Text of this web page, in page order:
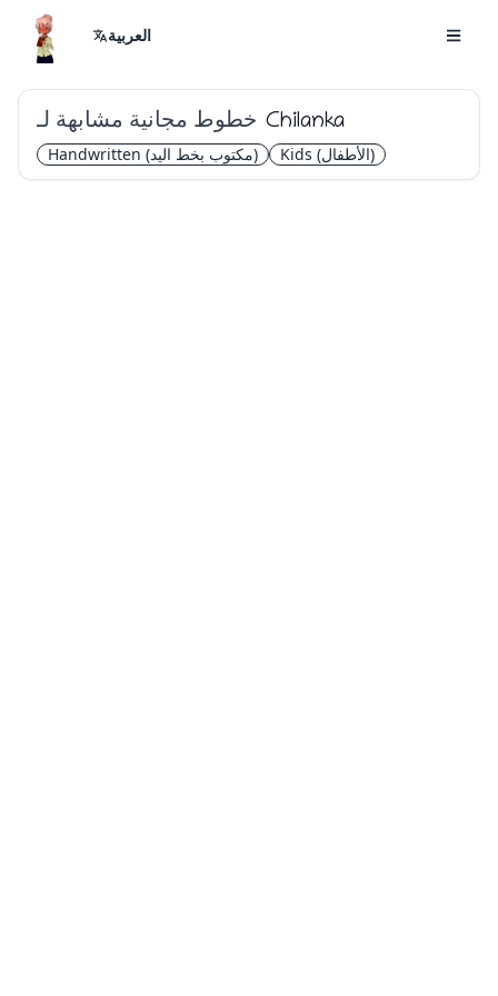
العربية
خطوط مجانية مشابهة لـ Chilanka
Handwritten (مكتوب بخط اليد) Kids (الأطفال)